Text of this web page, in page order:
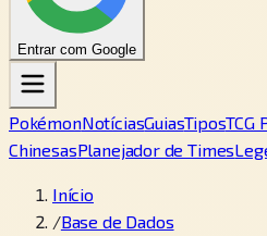
Entrar com Google
PokémonNotíciasGuiasTiposTCG
ChinesasPlanejador de Times
Início
/Base de Dados